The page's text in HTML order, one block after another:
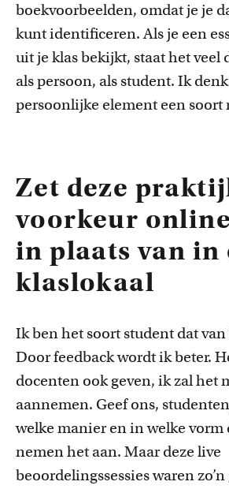
boekvoorbeelden, omdat je je
kunt identificeren. Als je een
uit je klas bekijkt, staat het veel
als persoon, als student. Ik
persoonlijke element een soort
Zet deze
voorkeur
in plaats van in
klaslokaal
Ik ben het soort student dat
Door feedback wordt ik beter.
docenten ook geven, ik zal het
aannemen. Geef ons,
welke manier en in welke vorm
nemen het aan. Maar deze live
beoordelingssessies waren